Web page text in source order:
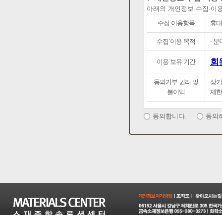
아래의 개인정보 수집·이
수집˙이용항목
휴
수집˙이용 목적 - 분
이용˙보유 기간 회
동의거부 권리 및
불이익
상
제
동의합니다. 동의